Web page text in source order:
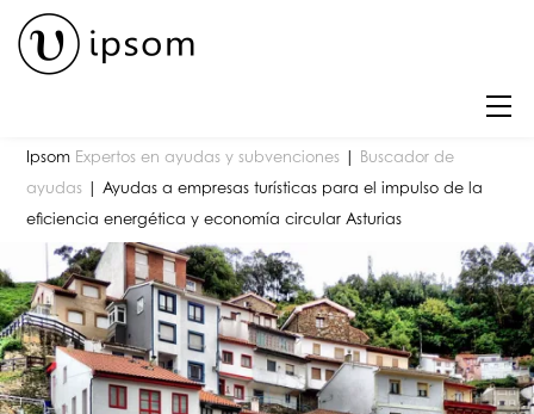
Skip
content
Ipsom Expertos en ayudas y subvenciones
Buscador de
ayudas |Ayudas a empresas turísticas para el impulso de la
eficiencia energética y economía circular Asturias